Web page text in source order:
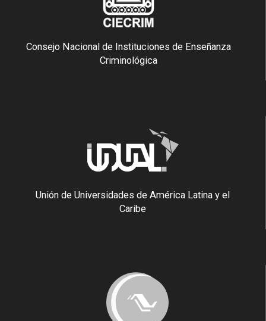
Consejo Nacional de Instituciones de Enseñanza
Criminológica
Unión de Universidades de América Latina y el
Caribe